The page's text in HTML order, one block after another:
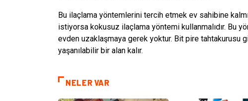
Bu ilaçlama yöntemlerini tercih etmek ev sahibine
istiyorsa kokusuz ilaçlama yöntemi kullanmalıdır. Bu
evden uzaklaşmaya gerek yoktur. Bit pire tahtakurusu
yaşanılabilir bir alan kalır.
NELER VAR